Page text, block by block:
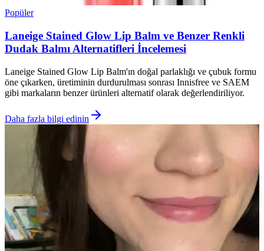
Popüler
Laneige Stained Glow Lip Balm ve Benzer Renkli
Dudak Balmı Alternatifleri İncelemesi
Laneige Stained Glow Lip Balm'ın doğal parlaklığı ve çubuk formu
öne çıkarken, üretiminin durdurulması sonrası Innisfree ve SAEM
gibi markaların benzer ürünleri alternatif olarak değerlendiriliyor.
Daha fazla bilgi edinin